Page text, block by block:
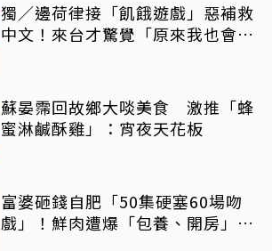
獨／邊荷律接「飢餓遊戲」惡補救
中文！來台才驚覺「原來我也會
蘇晏霈回故鄉大啖美食 激推「蜂
蜜淋鹹酥雞」：宵夜天花板
富婆砸錢自肥「50集硬塞60場吻
戲」！鮮肉遭爆「包養、開房」全